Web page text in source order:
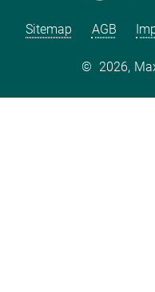
Sitemap AGB
© 2026,